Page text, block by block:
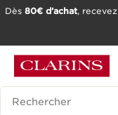
OUTIL
Dès 80€ d’achat,
Historique des recherches